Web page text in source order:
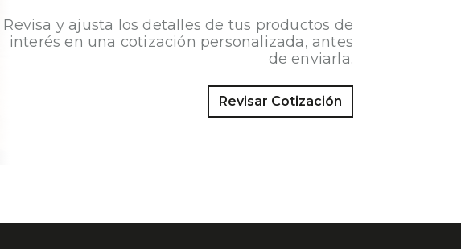
Revisa y ajusta los detalles de tus productos de
interés en una cotización personalizada, antes
de enviarla.
Revisar Cotización